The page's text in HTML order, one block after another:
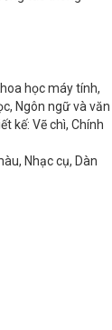
học máy tính,
Ngôn ngữ và văn
kế: Vẽ chì, Chính
Nhạc cụ, Dàn